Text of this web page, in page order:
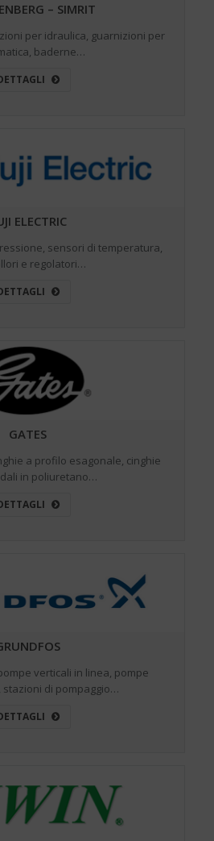
– SIMRIT
per idraulica, guarnizioni per
baderne…
ELECTRIC
sensori di temperatura,
e regolatori…
GATES
a profilo esagonale, cinghie
in poliuretano…
verticali in linea, pompe
stazioni di pompaggio…